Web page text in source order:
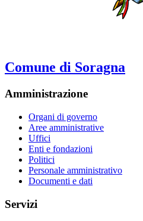
Comune di Soragna
Amministrazione
Organi di governo
Aree amministrative
Uffici
Enti e fondazioni
Politici
Personale amministrativo
Documenti e dati
Servizi